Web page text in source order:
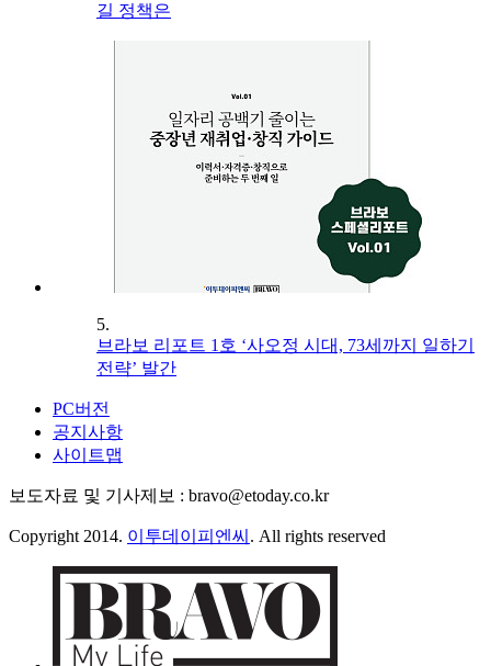
길 정책은
5.
브라보 리포트 1호 ‘사오정 시대, 73세까지 일하기
전략’ 발간
PC버전
공지사항
사이트맵
보도자료 및 기사제보 : bravo@etoday.co.kr
Copyright 2014. 이투데이피엔씨 . All rights reserved